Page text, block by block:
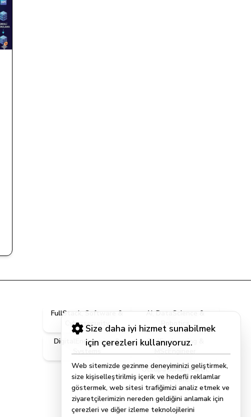
Size daha iyi hizmet sunabilmek
için çerezleri kullanıyoruz.
Web sitemizde gezinme deneyiminizi geliştirmek,
size kişiselleştirilmiş içerik ve hedefli reklamlar
göstermek, web sitesi trafiğimizi analiz etmek ve
ziyaretçilerimizin nereden geldiğini anlamak için
çerezleri ve diğer izleme teknolojilerini
FullStack, Software &
Cybersecurity
AI, DataScience &
Robotics
DigitalEngineering &
Systems
CivilEngineering &
MScEngineer
OccupationalHealth,
ISG & Safety